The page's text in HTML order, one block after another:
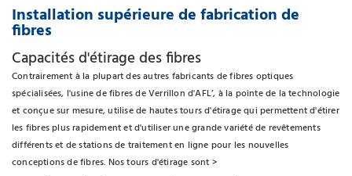
Installation supérieure de fabrication de
fibres
Capacités d'étirage des fibres
Contrairement à la plupart des autres fabricants de fibres optiques
spécialisées, l'usine de fibres de Verrillon d'AFL’, à la pointe de la technologie
et conçue sur mesure, utilise de hautes tours d'étirage qui permettent d'étirer
les fibres plus rapidement et d'utiliser une grande variété de revêtements
différents et de stations de traitement en ligne pour les nouvelles
conceptions de fibres. Nos tours d'étirage sont >